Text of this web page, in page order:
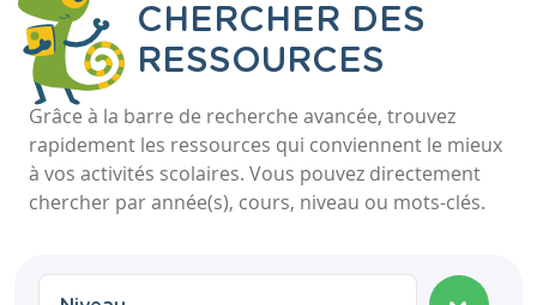
CHERCHER DES
RESSOURCES
Grâce à la barre de recherche avancée, trouvez
rapidement les ressources qui conviennent le mieux
à vos activités scolaires. Vous pouvez directement
chercher par année(s), cours, niveau ou mots-clés.